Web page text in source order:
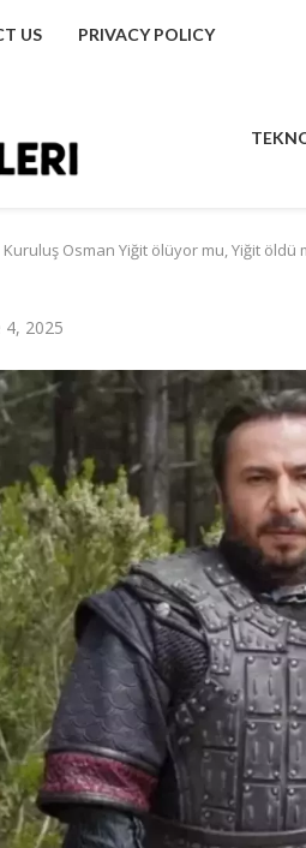
US PRIVACY POLICY
Kuruluş Osman Yiğit ölüyor mu, Yiğit öldü
4, 2025